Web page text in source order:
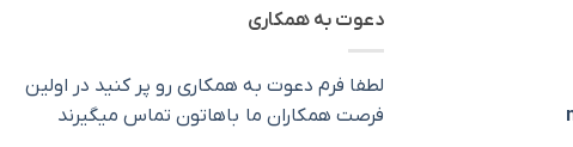
دعوت به همکاری
لطفا فرم دعوت به همکاری رو پر کنید در اولین
فرصت همکاران ما باهاتون تماس میگیرند